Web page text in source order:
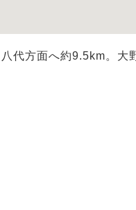
代方面へ約9.5km。大